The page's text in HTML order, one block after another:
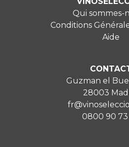
Qui sommes-
Conditions
Aide
Guzman el
28003
0800 90 73